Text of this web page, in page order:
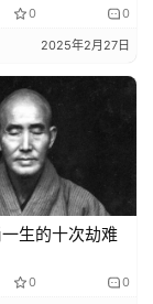
0 0
2025年2月27日
生的十次劫难
0 0